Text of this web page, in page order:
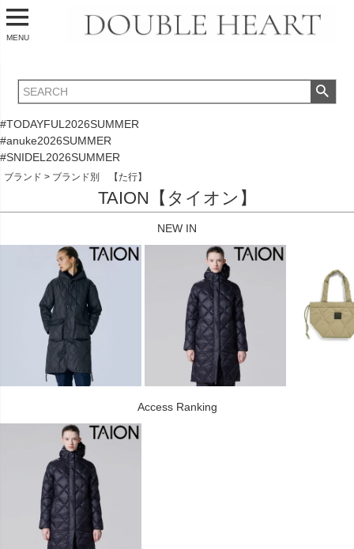
MENU
#TODAYFUL2026SUMMER
#anuke2026SUMMER
#SNIDEL2026SUMMER
ブランド ブランド別 【た行】
TAION【タイオン】
NEW IN
Access Ranking